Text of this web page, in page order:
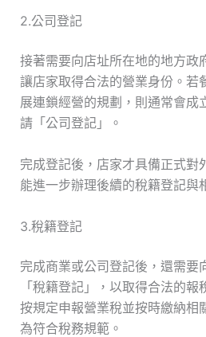
2.公司登記
接著需要向店址所在地的地方政
讓店家取得合法的營業身份。若
展連鎖經營的規劃，則通常會成
請「公司登記」。
完成登記後，店家才具備正式對
能進一步辦理後續的稅籍登記與
3.稅籍登記
完成商業或公司登記後，還需要
「稅籍登記」，以取得合法的
按規定申報營業稅並按時繳納相
為符合稅務規範。